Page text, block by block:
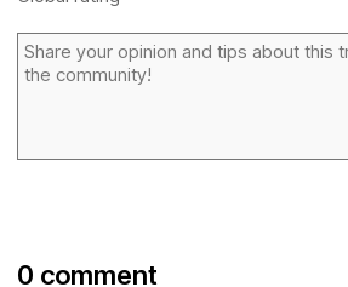
0 comment